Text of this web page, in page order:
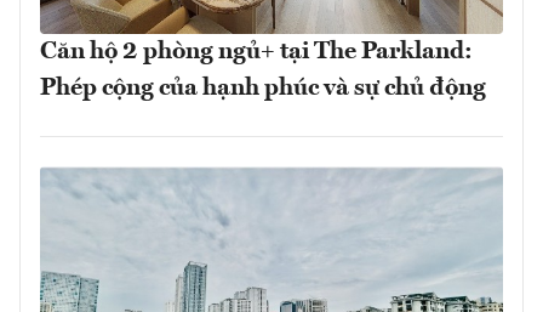
Căn hộ 2 phòng ngủ+ tại The Parkland:
Phép cộng của hạnh phúc và sự chủ động